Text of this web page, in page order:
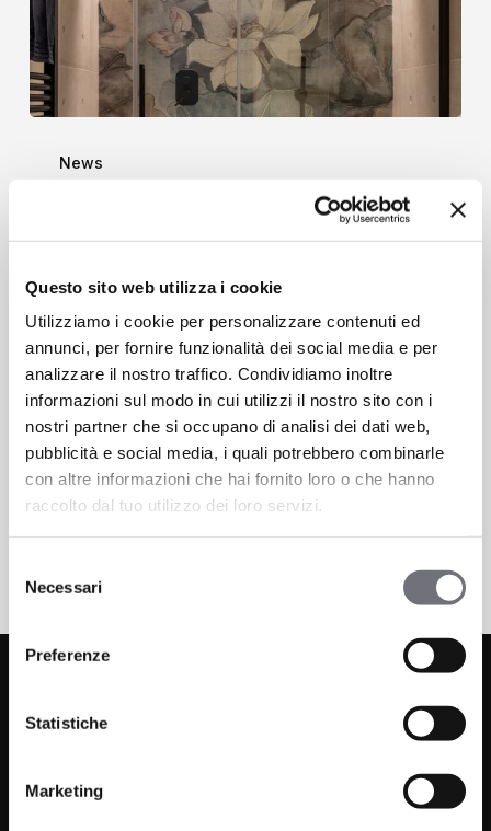
Questo sito web utilizza i cookie
Utilizziamo i cookie per personalizzare contenuti ed
annunci, per fornire funzionalità dei social media e per
analizzare il nostro traffico. Condividiamo inoltre
informazioni sul modo in cui utilizzi il nostro sito con i
nostri partner che si occupano di analisi dei dati web,
pubblicità e social media, i quali potrebbero combinarle
con altre informazioni che hai fornito loro o che hanno
raccolto dal tuo utilizzo dei loro servizi.
delNecessari
Preferenze
Statistiche
Marketing
creare
in
con
la
rubinetteria
wellness
di
Bugnatese
News
Come creare una spa
in casa con la
rubinetteria wellness di
Bugnatese
Perché sempre più persone vogliono
una spa in casa Il benessere è
diventato una priorità…
Giulia
22 Settembre 2025